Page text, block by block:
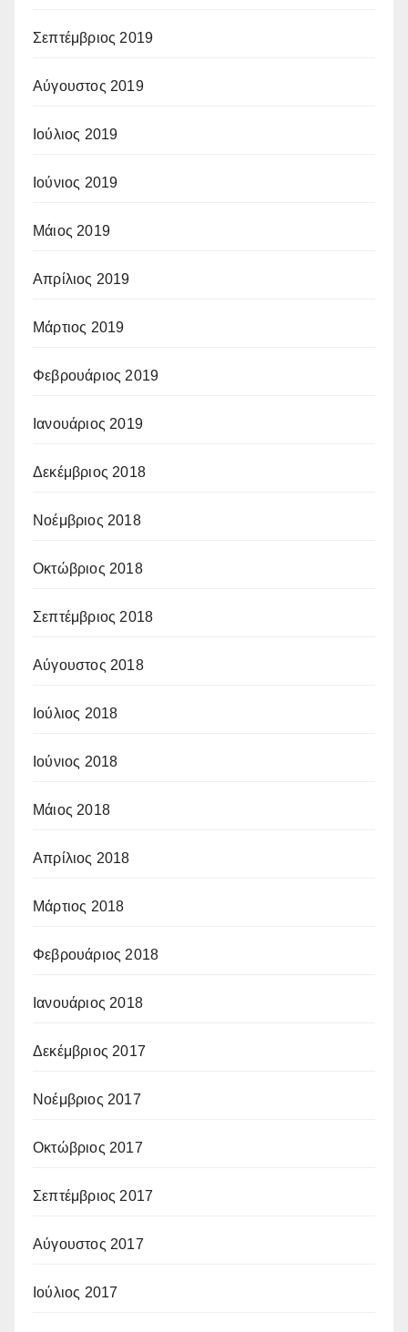
Σεπτέμβριος 2019
Αύγουστος 2019
Ιούλιος 2019
Ιούνιος 2019
Μάιος 2019
Απρίλιος 2019
Μάρτιος 2019
Φεβρουάριος 2019
Ιανουάριος 2019
Δεκέμβριος 2018
Νοέμβριος 2018
Οκτώβριος 2018
Σεπτέμβριος 2018
Αύγουστος 2018
Ιούλιος 2018
Ιούνιος 2018
Μάιος 2018
Απρίλιος 2018
Μάρτιος 2018
Φεβρουάριος 2018
Ιανουάριος 2018
Δεκέμβριος 2017
Νοέμβριος 2017
Οκτώβριος 2017
Σεπτέμβριος 2017
Αύγουστος 2017
Ιούλιος 2017